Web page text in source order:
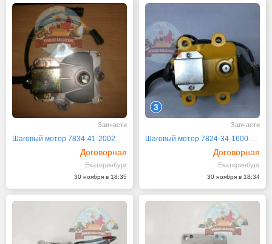
Запчасти
Шаговый мотор 7834-41-2002
Договорная
Екатеринбург
30 ноября в 18:35
3
Запчасти
Шаговый мотор 7824-34-1600 7824-30-1600 Komatsu
Договорная
Екатеринбург
30 ноября в 18:34